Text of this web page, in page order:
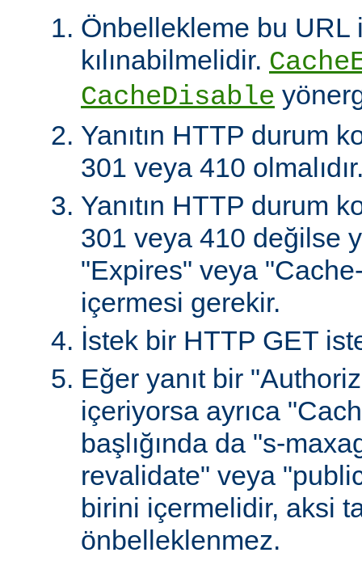
Önbellekleme bu URL
kılınabilmelidir.
CacheDisable
Yanıtın HTTP durum
301 veya 410
Yanıtın HTTP durum
301 veya 410 değilse
"Expires" veya
içermesi gerekir.
İstek bir HTTP GET
Eğer yanıt bir
içeriyorsa ayrıca
başlığında da "s-
revalidate" veya
birini içermelidir, aksi
önbelleklenmez.